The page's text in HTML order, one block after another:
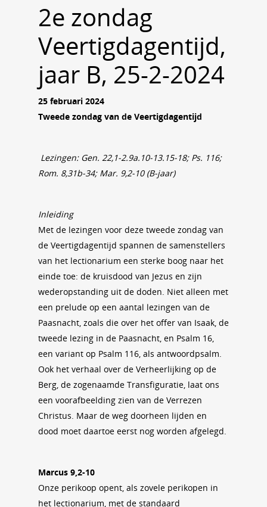
2e zondag
Veertigdagentijd,
jaar B, 25-2-2024
25 februari 2024
Tweede zondag van de Veertigdagentijd
Lezingen: Gen. 22,1-2.9a.10-13.15-18; Ps. 116;
Rom. 8,31b-34; Mar. 9,2-10 (B-jaar)
Inleiding
Met de lezingen voor deze tweede zondag van
de Veertigdagentijd spannen de samenstellers
van het lectionarium een sterke boog naar het
einde toe: de kruisdood van Jezus en zijn
wederopstanding uit de doden. Niet alleen met
een prelude op een aantal lezingen van de
Paasnacht, zoals die over het offer van Isaak, de
tweede lezing in de Paasnacht, en Psalm 16,
een variant op Psalm 116, als antwoordpsalm.
Ook het verhaal over de Verheerlijking op de
Berg, de zogenaamde Transfiguratie, laat ons
een voorafbeelding zien van de Verrezen
Christus. Maar de weg doorheen lijden en
dood moet daartoe eerst nog worden afgelegd.
Marcus 9,2-10
Onze perikoop opent, als zovele perikopen in
het lectionarium, met de standaard